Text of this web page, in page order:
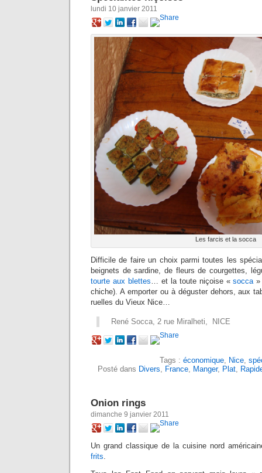
lundi 10 janvier 2011
Les farcis et la socca
Difficile de faire un choix parmi toutes les
beignets de sardine, de fleurs de courgettes,
tourte aux blettes … et la toute niçoise «socca »
chiche). A emporter ou à déguster dehors, aux
ruelles du Vieux Nice…
René Socca, 2 rue Miralheti, NICE
Tags : économique Nice
Posté dans Divers France Manger, Plat
Onion rings
dimanche 9 janvier 2011
Un grand classique de la cuisine nord
frits